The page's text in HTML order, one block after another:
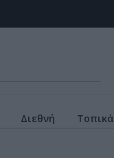
Διεθνή Τοπικά